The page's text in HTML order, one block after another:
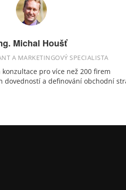
Michal Houšť
A MARKETINGOVÝ SPECIALISTA
pro více než 200 firem
dovedností a definování obchodní